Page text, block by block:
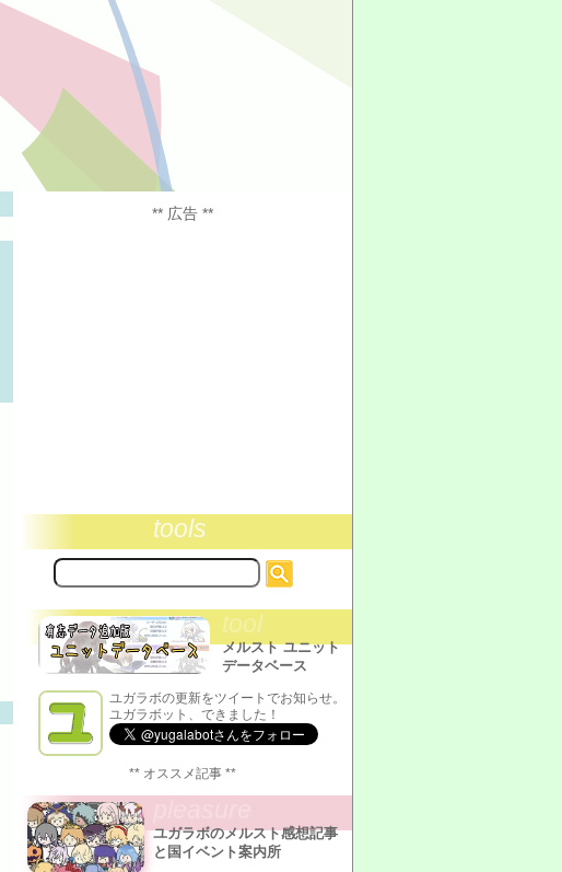
** 広告 **
tools
サ
イ
内
検
索:
tool
メルスト ユニット
データベース
ユガラボの更新をツイートでお知らせ。
ユガラボット、できました！
** オススメ記事 **
ユガラボのメルスト感想記事
と国イベント案内所